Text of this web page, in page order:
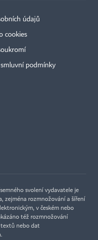
údajů
cookies
smluvní podmínky
svolení vydavatele je
zejména rozmnožování a šíření
v českém nebo
též rozmnožování
textů nebo dat